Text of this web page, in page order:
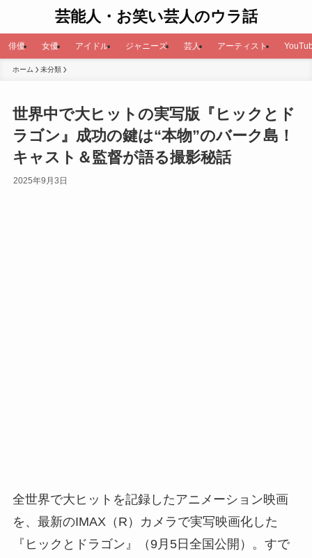
芸能人・お笑い芸人のウラ話
俳優 女優 アイドル ジャニーズ 芸人 アーティスト
ホーム 未分類
世界中で大ヒットの実写版『ヒックとド
ラゴン』成功の鍵は“本物”のバーク島！
キャスト＆監督が語る撮影秘話
2025年9月3日
全世界で大ヒットを記録したアニメーション映画
を、最新のIMAX（R）カメラで実写映画化した
『ヒックとドラゴン』（9月5日全国公開）。すで